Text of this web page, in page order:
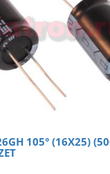
105° (16X25)